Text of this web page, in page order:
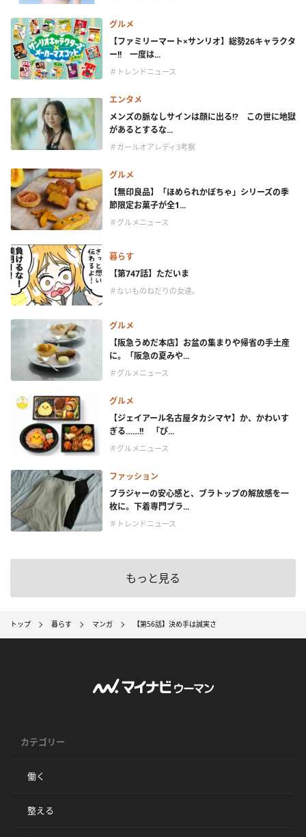
グルメ
【ファミリーマート×サンリオ】総勢26キャラクタ
ー!! 一度は...
＃トレンドニュース
エンタメ
メンズの脈なしサインは顔に出る!? この世に地獄
があるとするな...
＃ガールオアレディ3考察
グルメ
【無印良品】「ほめられかぼちゃ」シリーズの季
節限定お菓子が全1...
＃グルメニュース
暮らす
【第747話】ただいま
＃ないものねだりの女達。
グルメ
【阪急うめだ本店】お盆の集まりや帰省の手土産
に。「阪急の夏みや...
＃グルメニュース
グルメ
【ジェイアール名古屋タカシマヤ】か、かわいす
ぎる……!! 「ぴ...
＃グルメニュース
ファッション
ブラジャーの安心感と、ブラトップの解放感を一
枚に。下着専門ブラ...
＃トレンドニュース
もっと見る
トップ 暮らす マンガ 【第56話】決め手は誠実さ
カテゴリー
働く
整える